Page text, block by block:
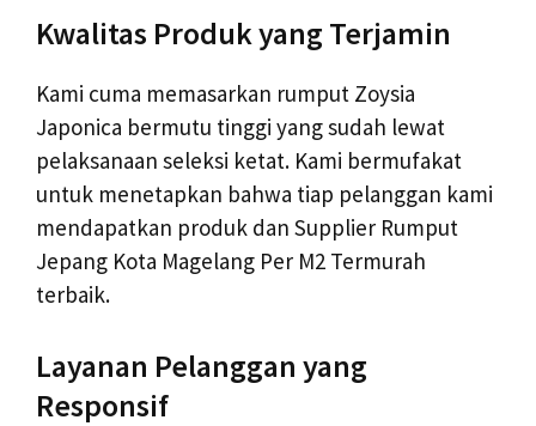
Kwalitas Produk yang Terjamin
Kami cuma memasarkan rumput Zoysia
Japonica bermutu tinggi yang sudah lewat
pelaksanaan seleksi ketat. Kami bermufakat
untuk menetapkan bahwa tiap pelanggan kami
mendapatkan produk dan Supplier Rumput
Jepang Kota Magelang Per M2 Termurah
terbaik.
Layanan Pelanggan yang
Responsif